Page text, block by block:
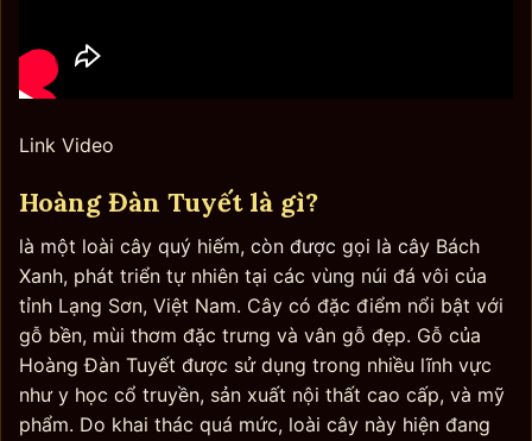
Link Video
Hoàng Đàn Tuyết là gì?
là một loài cây quý hiếm, còn được gọi là cây Bách
Xanh, phát triển tự nhiên tại các vùng núi đá vôi của
tỉnh Lạng Sơn, Việt Nam. Cây có đặc điểm nổi bật với
gỗ bền, mùi thơm đặc trưng và vân gỗ đẹp. Gỗ của
Hoàng Đàn Tuyết được sử dụng trong nhiều lĩnh vực
như y học cổ truyền, sản xuất nội thất cao cấp, và mỹ
phẩm. Do khai thác quá mức, loài cây này hiện đang